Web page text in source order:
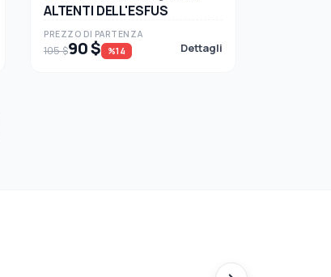
ALTENTI DELL'ESFUS
PREZZO DI PARTENZA
105 $90 $ %14 Dettagli